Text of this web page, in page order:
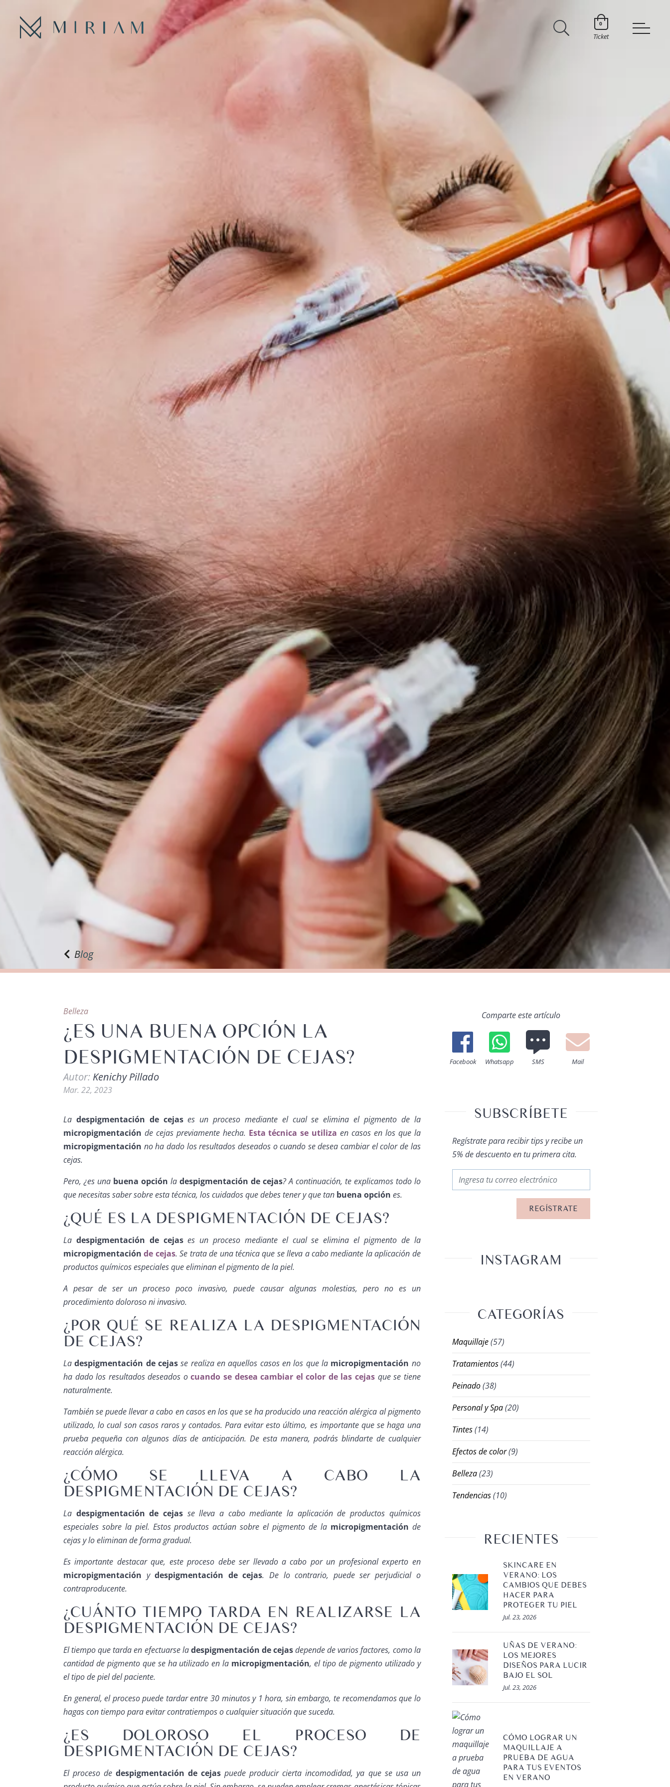
0
Ticket
Blog
Belleza
¿ES UNA BUENA OPCIÓN LA
DESPIGMENTACIÓN DE CEJAS?
Autor: Kenichy Pillado
Mar. 22, 2023
La despigmentación de cejases un proceso mediante el cual se elimina el pigmento de la
micropigmentación de cejas previamente hecha. Esta técnica se utiliza en casos en los que la
micropigmentación no ha dado los resultados deseados o cuando se desea cambiar el color de las
cejas.
Pero, ¿es una buena opción la despigmentación de cejas? A continuación, te explicamos todo lo
que necesitas saber sobre esta técnica, los cuidados que debes tener y que tan buena opción es.
¿QUÉ ES LA DESPIGMENTACIÓN DE CEJAS?
La despigmentación de cejases un proceso mediante el cual se elimina el pigmento de la
micropigmentación de cejas. Se trata de una técnica que se lleva a cabo mediante la aplicación de
productos químicos especiales que eliminan el pigmento de la piel.
A pesar de ser un proceso poco invasivo, puede causar algunas molestias, pero no es un
procedimiento doloroso ni invasivo.
¿POR QUÉ SE REALIZA LA DESPIGMENTACIÓN
DE CEJAS?
Ladespigmentación de cejasse realiza en aquellos casos en los que la micropigmentación no
ha dado los resultados deseados ocuando se desea cambiar el color de las cejasque se tiene
naturalmente.
También se puede llevar a cabo en casos en los que se ha producido una reacción alérgica al pigmento
utilizado, lo cual son casos raros y contados. Para evitar esto último, es importante que se haga una
prueba pequeña con algunos días de anticipación. De esta manera, podrás blindarte de cualquier
reacción alérgica.
¿CÓMO SE LLEVA A CABO LA
DESPIGMENTACIÓN DE CEJAS?
La despigmentación de cejas se lleva a cabo mediante la aplicación de productos químicos
especiales sobre la piel. Estos productos actúan sobre el pigmento de la micropigmentación de
cejas y lo eliminan de forma gradual.
Es importante destacar que, este proceso debe ser llevado a cabo por un profesional experto en
micropigmentación ydespigmentación de cejas. De lo contrario, puede ser perjudicial o
contraproducente.
¿CUÁNTO TIEMPO TARDA EN REALIZARSE LA
DESPIGMENTACIÓN DE CEJAS?
El tiempo que tarda en efectuarse ladespigmentación de cejasdepende de varios factores, como la
cantidad de pigmento que se ha utilizado en la micropigmentación, el tipo de pigmento utilizado y
el tipo de piel del paciente.
En general, el proceso puede tardar entre 30 minutos y 1 hora, sin embargo, te recomendamos que lo
hagas con tiempo para evitar contratiempos o cualquier situación que suceda.
¿ES DOLOROSO EL PROCESO DE
DESPIGMENTACIÓN DE CEJAS?
El proceso dedespigmentación de cejaspuede producir cierta incomodidad, ya que se usa un
Comparte este artículo
Facebook Whatsapp SMS Mail
SUBSCRÍBETE
Regístrate para recibir tips y recibe un
5% de descuento en tu primera cita.
INSTAGRAM
CATEGORÍAS
Maquillaje(57)
Tratamientos(44)
Peinado(38)
Personal y Spa(20)
Tintes(14)
Efectos de color(9)
Belleza(23)
Tendencias(10)
RECIENTES
SKINCARE EN
VERANO: LOS
CAMBIOS QUE DEBES
HACER PARA
PROTEGER TU PIEL
Jul. 23, 2026
UÑAS DE VERANO:
LOS MEJORES
DISEÑOS PARA LUCIR
BAJO EL SOL
Jul. 23, 2026
CÓMO LOGRAR UN
MAQUILLAJE A
PRUEBA DE AGUA
PARA TUS EVENTOS
EN VERANO